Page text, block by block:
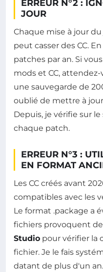
ERREUR N°2 :
JOUR
Chaque mise à jour
peut casser des CC.
patches par an. Si
mods et CC,
une sauvegarde de
oublié de mettre à
Depuis, je vérifie sur
chaque patch.
ERREUR N°3 :
EN FORMAT
Les CC créés avant
compatibles avec les
Le format .package a
fichiers provoquent
Studio pour vérifier la
fichier. Je le fais
datant de plus d'un an.